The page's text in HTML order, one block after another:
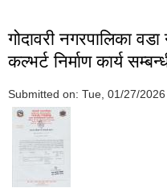
गोदावरी नगरपालिका
कल्भर्ट निर्माण कार्य
Submitted on: Tue, 01/27/